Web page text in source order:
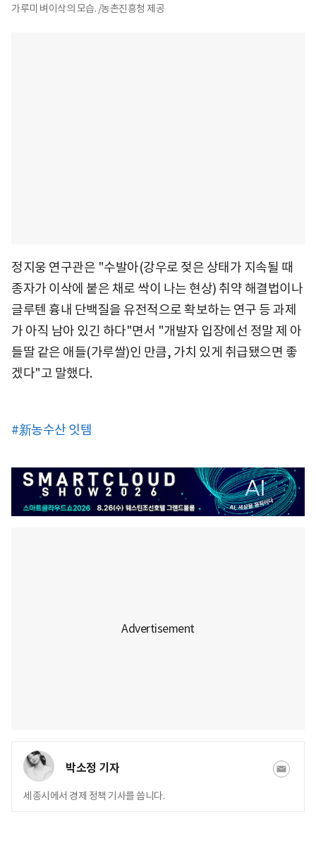
가루미 벼이삭의 모습. /농촌진흥청 제공
정지웅 연구관은 "수발아(강우로 젖은 상태가 지속될 때
종자가 이삭에 붙은 채로 싹이 나는 현상) 취약 해결법이나
글루텐 흉내 단백질을 유전적으로 확보하는 연구 등 과제
가 아직 남아 있긴 하다"면서 "개발자 입장에선 정말 제 아
들딸 같은 애들(가루쌀)인 만큼, 가치 있게 취급됐으면 좋
겠다"고 말했다.
#新농수산 잇템
박소정 기자
세종시에서 경제 정책 기사를 씁니다.